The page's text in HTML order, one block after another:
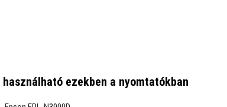
használható ezekben a nyomtatókban